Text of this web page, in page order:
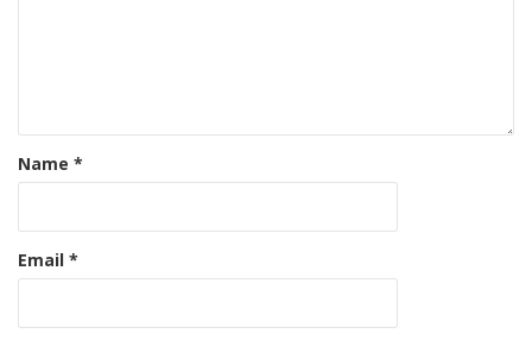
Name *
Email *